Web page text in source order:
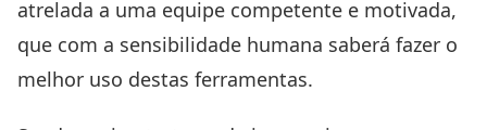
atrelada a uma equipe competente e motivada,
que com a sensibilidade humana saberá fazer o
melhor uso destas ferramentas.